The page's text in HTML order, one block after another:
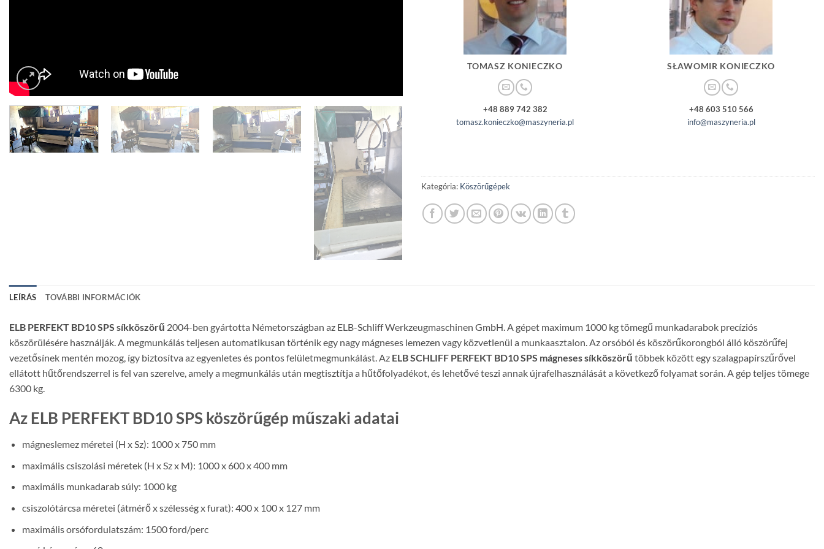
TOMASZ KONIECZKO
+48 889 742 382
tomasz.konieczko@maszyneria.pl
SŁAWOMIR KONIECZKO
+48 603 510 566
info@maszyneria.pl
Kategória: Köszörűgépek
LEÍRÁS TOVÁBBI INFORMÁCIÓK
ELB PERFEKT BD10 SPS síkköszörű 2004-ben gyártotta Németországban az ELB-Schliff Werkzeugmaschinen GmbH. A gépet maximum 1000 kg tömegű munkadarabok precíziós
köszörülésére használják. A megmunkálás teljesen automatikusan történik egy nagy mágneses lemezen vagy közvetlenül a munkaasztalon. Az orsóból és köszörűkorongból álló köszörűfej
vezetősínek mentén mozog, így biztosítva az egyenletes és pontos felületmegmunkálást. Az ELB SCHLIFF PERFEKT BD10 SPS mágneses síkköszörű többek között egy szalagpapírszűrővel
ellátott hűtőrendszerrel is fel van szerelve, amely a megmunkálás után megtisztítja a hűtőfolyadékot, és lehetővé teszi annak újrafelhasználását a következő folyamat során. A gép teljes tömege
6300 kg.
Az ELB PERFEKT BD10 SPS köszörűgép műszaki adatai
mágneslemez méretei (H x Sz): 1000 x 750 mm
maximális csiszolási méretek (H x Sz x M): 1000 x 600 x 400 mm
maximális munkadarab súly: 1000 kg
csiszolótárcsa méretei (átmérő x szélesség x furat): 400 x 100 x 127 mm
maximális orsófordulatszám: 1500 ford/perc